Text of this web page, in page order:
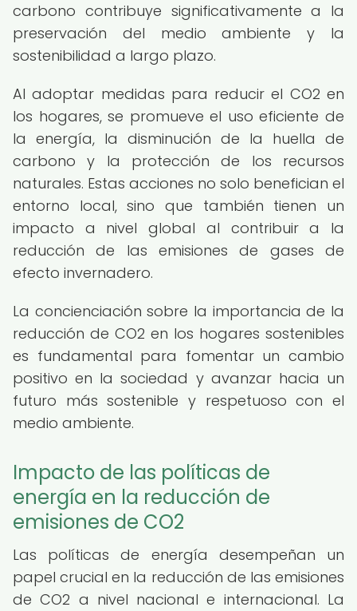
carbono contribuye significativamente a la
preservación del medio ambiente y la
sostenibilidad a largo plazo.
Al adoptar medidas para reducir el CO2 en
los hogares, se promueve el uso eficiente de
la energía, la disminución de la huella de
carbono y la protección de los recursos
naturales. Estas acciones no solo benefician el
entorno local, sino que también tienen un
impacto a nivel global al contribuir a la
reducción de las emisiones de gases de
efecto invernadero.
La concienciación sobre la importancia de la
reducción de CO2 en los hogares sostenibles
es fundamental para fomentar un cambio
positivo en la sociedad y avanzar hacia un
futuro más sostenible y respetuoso con el
medio ambiente.
Impacto de las políticas de
energía en la reducción de
emisiones de CO2
Las políticas de energía desempeñan un
papel crucial en la reducción de las emisiones
de CO2 a nivel nacional e internacional. La